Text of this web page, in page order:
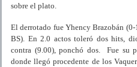
sobre el plato.
El derrotado fue Yhency Brazobán
BS). En 2.0 actos toleró dos hits,
contra (9.00), ponchó dos. Fue su
donde llegó procedente de los